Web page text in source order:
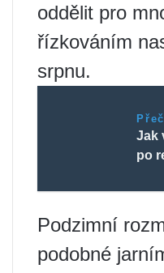
oddělit pro
řízkováním
srpnu.
Jak
po
Podzimní
podobné